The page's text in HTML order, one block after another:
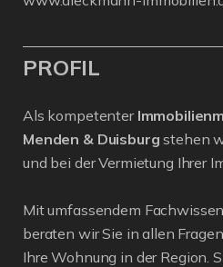
PROFIL
Als kompetenter
Menden & Duisburg stehen
und bei der Vermietung Ihrer
Mit umfassendem
beraten wir Sie in allen
Ihre Wohnung in der Region.